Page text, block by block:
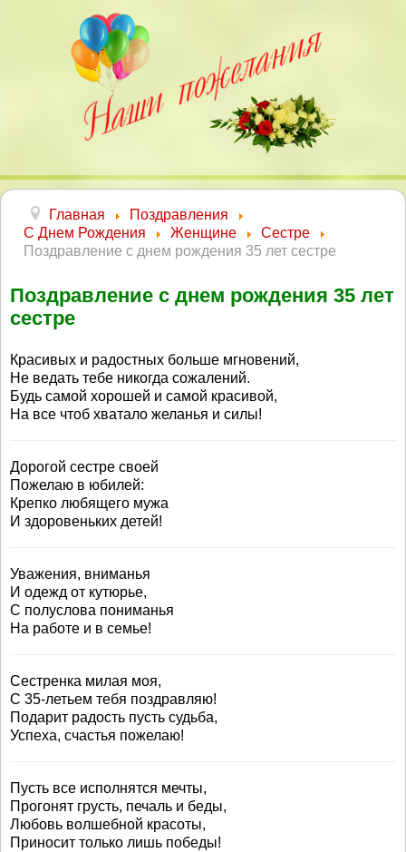
Главная
Поздравления
С Днем Рождения
Женщине
Сестре
Поздравление с днем рождения 35 лет сестре
Поздравление с днем рождения 35 лет
сестре
Красивых и радостных больше мгновений,
Не ведать тебе никогда сожалений.
Будь самой хорошей и самой красивой,
На все чтоб хватало желанья и силы!
Дорогой сестре своей
Пожелаю в юбилей:
Крепко любящего мужа
И здоровеньких детей!
Уважения, вниманья
И одежд от кутюрье,
С полуслова пониманья
На работе и в семье!
Сестренка милая моя,
С 35-летьем тебя поздравляю!
Подарит радость пусть судьба,
Успеха, счастья пожелаю!
Пусть все исполнятся мечты,
Прогонят грусть, печаль и беды,
Любовь волшебной красоты,
Приносит только лишь победы!